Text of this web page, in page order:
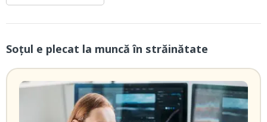
Soțul e plecat la muncă în străinătate